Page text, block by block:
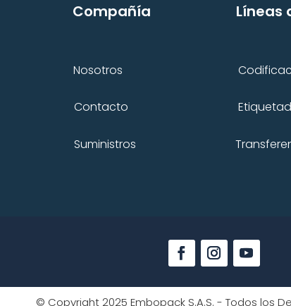
Compañía Líneas
Nosotros
Contacto
Suministros
© Copyright 2025 Embopack S.A.S. - Todos los